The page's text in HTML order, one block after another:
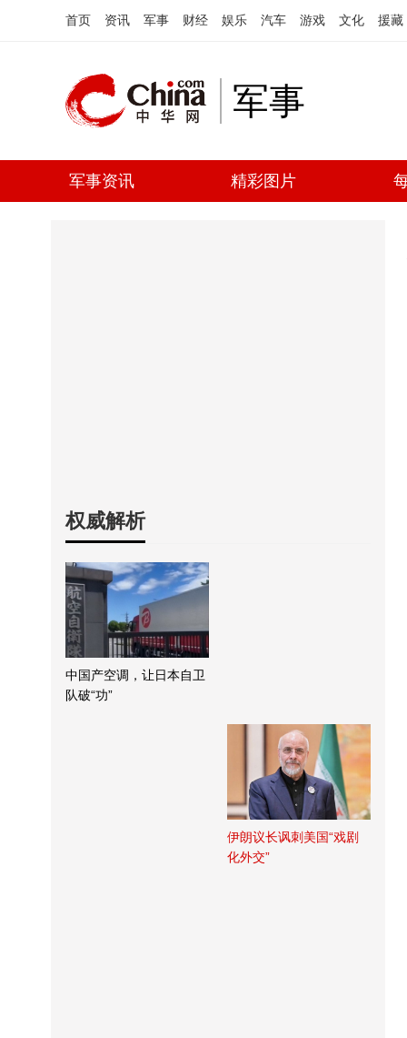
首页 资讯 军事 财经 娱乐 汽车 游戏 文化 援藏
军事
军事资讯 精彩图片
权威解析
中国产空调，让日本自卫
队破“功”
伊朗议长讽刺美国“戏剧
化外交”